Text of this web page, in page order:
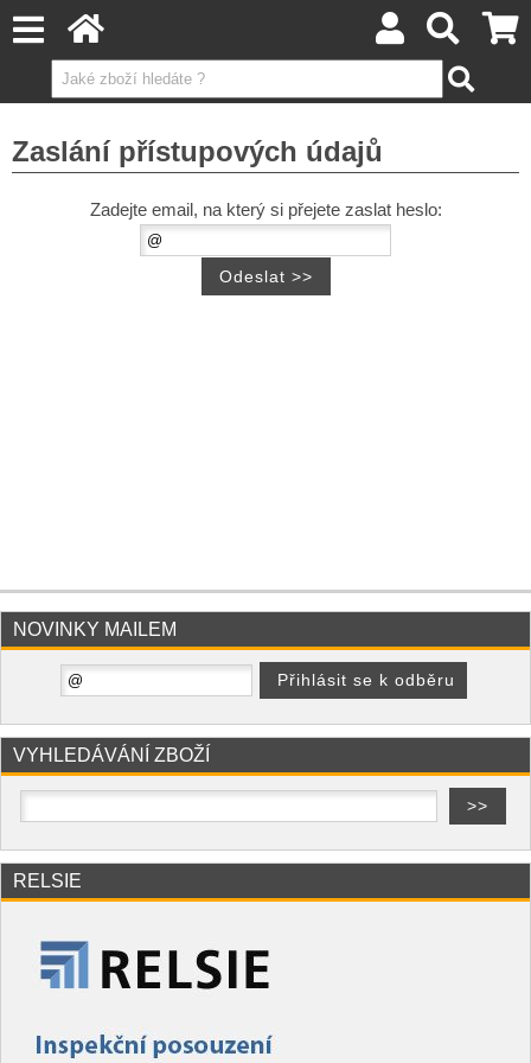
Zaslání přístupových údajů
Zadejte email, na který si přejete zaslat heslo:
NOVINKY MAILEM
VYHLEDÁVÁNÍ ZBOŽÍ
RELSIE